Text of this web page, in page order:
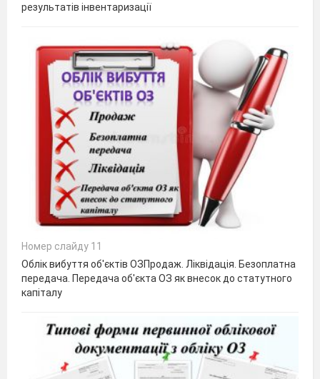
результатів інвентаризації
Номер слайду 11
Облік вибуття об'єктів ОЗПродаж. Ліквідація. Безоплатна
передача. Передача об'єкта ОЗ як внесок до статутного
капіталу